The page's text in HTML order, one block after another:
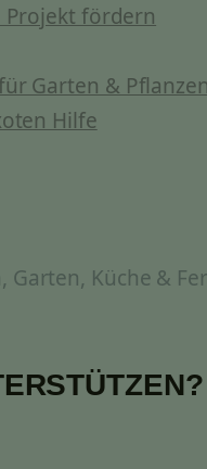
Projekt fördern
Garten & Pflanzen
Hilfe
Küche &